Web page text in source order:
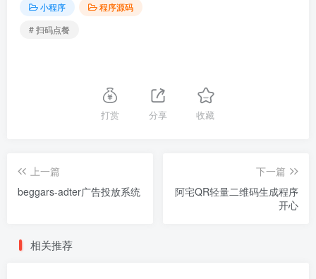
小程序
程序源码
# 扫码点餐
打赏 分享 收藏
上一篇
beggars-adter广告投放系统
下一篇
阿宅QR轻量二维码生成程序
开心
相关推荐